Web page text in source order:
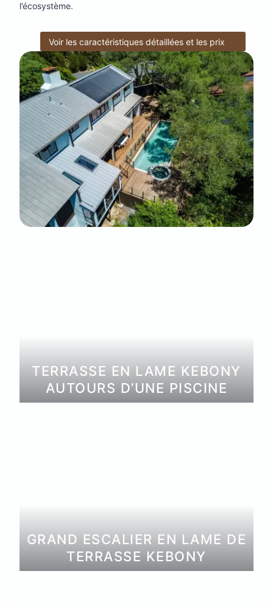
l’écosystème.
Voir les caractéristiques détaillées et les prix
TERRASSE EN LAME KEBONY
AUTOURS D’UNE PISCINE
GRAND ESCALIER EN LAME DE
TERRASSE KEBONY